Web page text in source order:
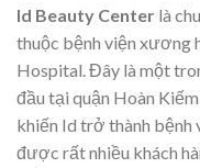
Id Beauty Center là
thuộc bệnh viện xương
Hospital. Đây là một
đầu tại quận Hoàn
khiến Id trở thành bệnh
được rất nhiều khách